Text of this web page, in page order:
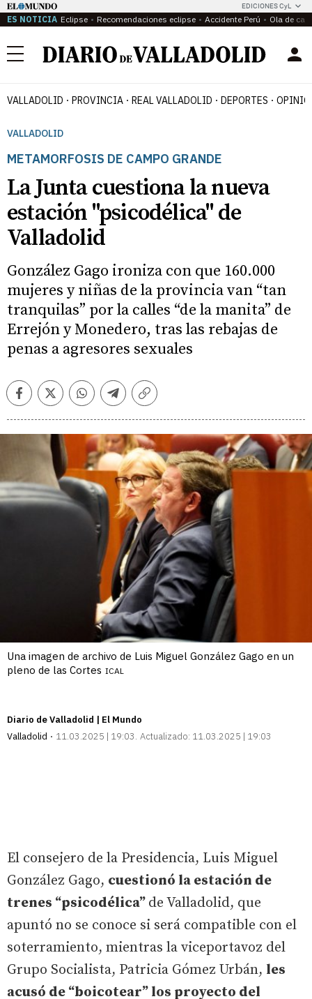
EDICIONES CyL
ES NOTICIA Eclipse Recomendaciones eclipse Accidente Perú Ola de
Menú
VALLADOLID PROVINCIA REAL VALLADOLID DEPORTES
VALLADOLID
METAMORFOSIS DE CAMPO GRANDE
La Junta cuestiona la nueva
estación "psicodélica" de
Valladolid
González Gago ironiza con que 160.000
mujeres y niñas de la provincia van “tan
tranquilas” por la calles “de la manita” de
Errejón y Monedero, tras las rebajas de
penas a agresores sexuales
FacebookTwitterWhatsappTelegramCopiar
Una imagen de archivo de Luis Miguel González Gago en un
pleno de las Cortes ICAL
Diario de Valladolid | El Mundo
Valladolid
11.03.2025 | 19:03 Actualizado: 11.03.2025 | 19:03
El consejero de la Presidencia, Luis Miguel
González Gago, cuestionó la estación de
trenes “psicodélica” de Valladolid, que
apuntó no se conoce si será compatible con el
soterramiento, mientras la viceportavoz del
Grupo Socialista, Patricia Gómez Urbán, les
acusó de “boicotear” los proyecto del